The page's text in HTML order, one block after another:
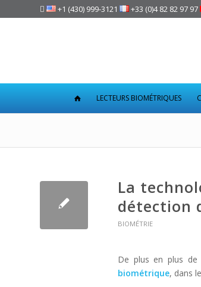
 +1 (430) 999-3121 +33 (0)4 82 82 97 97
LECTEURS BIOMÉTRIQUES
La
détection
BIOMÉTRIE
De plus en plus de
biométrique, dans